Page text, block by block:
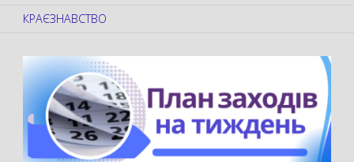
КРАЄЗНАВСТВО